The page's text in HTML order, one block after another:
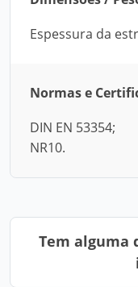
Espessura da
Normas e
DIN EN 53354;
NR10.
Tem alguma